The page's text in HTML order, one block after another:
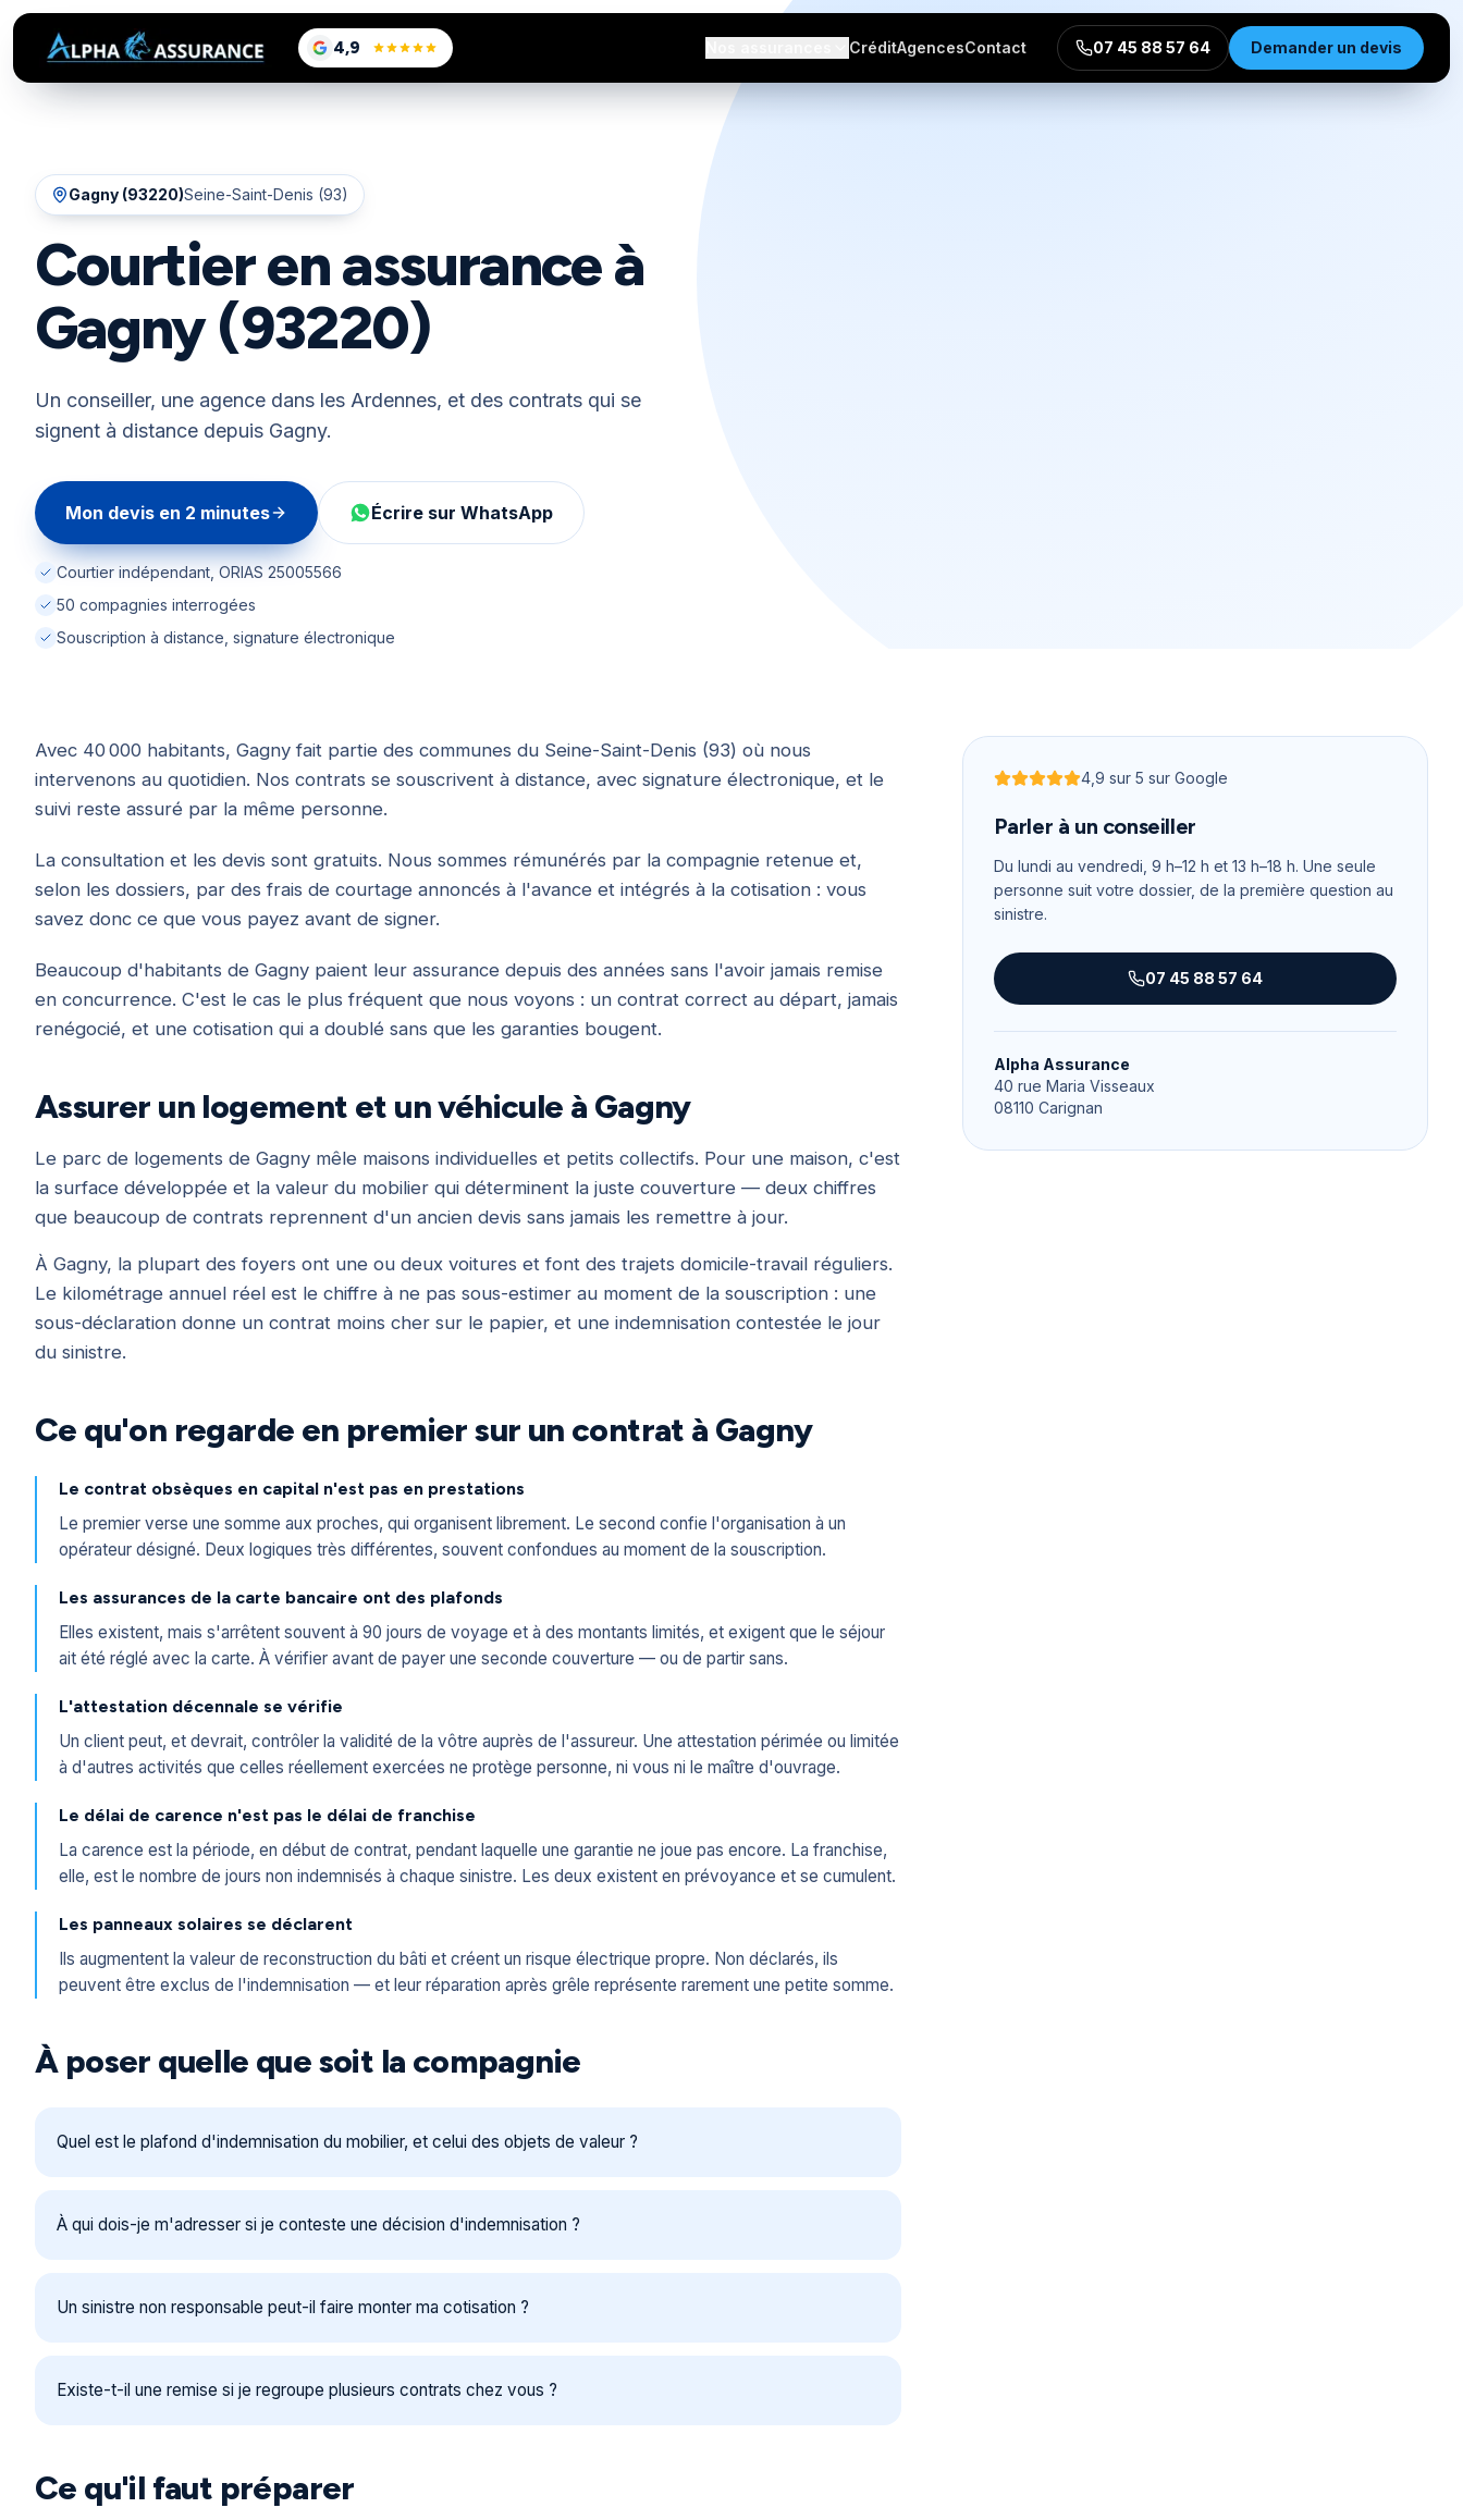
4,9
sur Google, voir les avis CréditAgencesContact 07 45 88 57 64 Demander un devis
Gagny (93220)Seine-Saint-Denis (93)
Courtier en assurance à
Gagny (93220)
Un conseiller, une agence dans les Ardennes, et des contrats qui se
signent à distance depuis Gagny.
Mon devis en 2 minutes Écrire sur WhatsApp
Courtier indépendant, ORIAS 25005566
50 compagnies interrogées
Souscription à distance, signature électronique
Avec 40 000 habitants, Gagny fait partie des communes du Seine-Saint-Denis (93) où nous
intervenons au quotidien. Nos contrats se souscrivent à distance, avec signature électronique, et le
suivi reste assuré par la même personne.
La consultation et les devis sont gratuits. Nous sommes rémunérés par la compagnie retenue et,
selon les dossiers, par des frais de courtage annoncés à l'avance et intégrés à la cotisation : vous
savez donc ce que vous payez avant de signer.
Beaucoup d'habitants de Gagny paient leur assurance depuis des années sans l'avoir jamais remise
en concurrence. C'est le cas le plus fréquent que nous voyons : un contrat correct au départ, jamais
renégocié, et une cotisation qui a doublé sans que les garanties bougent.
Assurer un logement et un véhicule à Gagny
Le parc de logements de Gagny mêle maisons individuelles et petits collectifs. Pour une maison, c'est
la surface développée et la valeur du mobilier qui déterminent la juste couverture — deux chiffres
que beaucoup de contrats reprennent d'un ancien devis sans jamais les remettre à jour.
À Gagny, la plupart des foyers ont une ou deux voitures et font des trajets domicile-travail réguliers.
Le kilométrage annuel réel est le chiffre à ne pas sous-estimer au moment de la souscription : une
sous-déclaration donne un contrat moins cher sur le papier, et une indemnisation contestée le jour
du sinistre.
Ce qu'on regarde en premier sur un contrat à Gagny
Le contrat obsèques en capital n'est pas en prestations
Le premier verse une somme aux proches, qui organisent librement. Le second confie l'organisation à un
opérateur désigné. Deux logiques très différentes, souvent confondues au moment de la souscription.
Les assurances de la carte bancaire ont des plafonds
Elles existent, mais s'arrêtent souvent à 90 jours de voyage et à des montants limités, et exigent que le séjour
ait été réglé avec la carte. À vérifier avant de payer une seconde couverture — ou de partir sans.
L'attestation décennale se vérifie
Un client peut, et devrait, contrôler la validité de la vôtre auprès de l'assureur. Une attestation périmée ou limitée
à d'autres activités que celles réellement exercées ne protège personne, ni vous ni le maître d'ouvrage.
Le délai de carence n'est pas le délai de franchise
La carence est la période, en début de contrat, pendant laquelle une garantie ne joue pas encore. La franchise,
elle, est le nombre de jours non indemnisés à chaque sinistre. Les deux existent en prévoyance et se cumulent.
Les panneaux solaires se déclarent
Ils augmentent la valeur de reconstruction du bâti et créent un risque électrique propre. Non déclarés, ils
peuvent être exclus de l'indemnisation — et leur réparation après grêle représente rarement une petite somme.
À poser quelle que soit la compagnie
Quel est le plafond d'indemnisation du mobilier, et celui des objets de valeur ?
À qui dois-je m'adresser si je conteste une décision d'indemnisation ?
Un sinistre non responsable peut-il faire monter ma cotisation ?
Existe-t-il une remise si je regroupe plusieurs contrats chez vous ?
Ce qu'il faut préparer
Noté4,9 sur 5
4,9 sur 5 sur Google
Parler à un conseiller
Du lundi au vendredi, 9 h–12 h et 13 h–18 h. Une seule
personne suit votre dossier, de la première question au
sinistre.
07 45 88 57 64
Alpha Assurance
40 rue Maria Visseaux
08110 Carignan